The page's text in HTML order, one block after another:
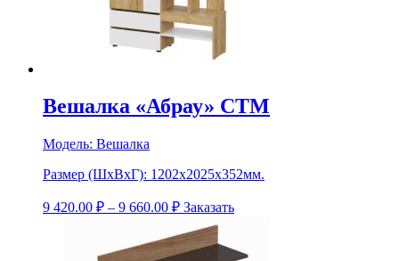
Вешалка «Абрау» СТМ
Модель: Вешалка
Размер (ШхВхГ): 1202х2025х352мм.
9 420.00 ₽ – 9 660.00 ₽ Заказать